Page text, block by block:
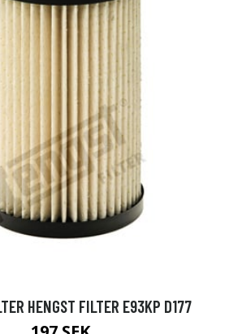
HENGST FILTER E93KP D177